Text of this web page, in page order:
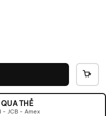
VÀO
THẺ
- JCB - Amex